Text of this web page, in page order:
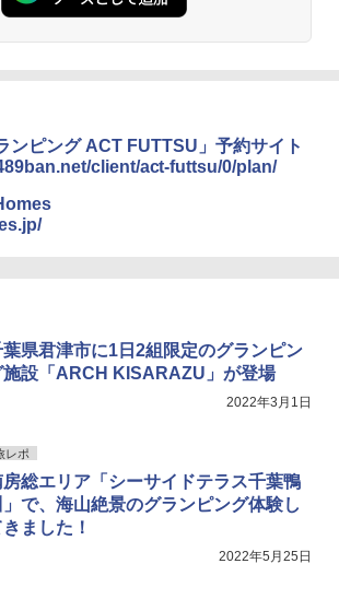
ンピング ACT FUTTSU」予約サイト
client/act-futtsu/0/plan/
葉県君津市に1日2組限定のグランピン
施設「ARCH KISARAZU」が登場
2022年3月1日
レポ
房総エリア「シーサイドテラス千葉鴨
」で、海山絶景のグランピング体験し
ました！
2022年5月25日